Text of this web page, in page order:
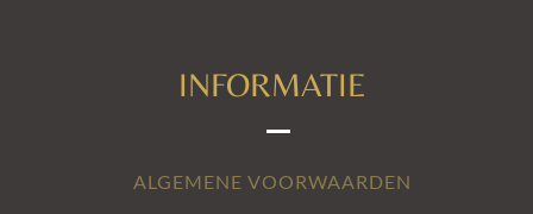
INFORMATIE
ALGEMENE VOORWAARDEN